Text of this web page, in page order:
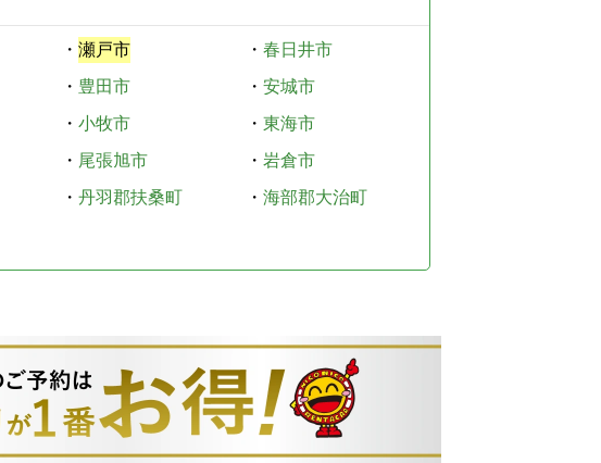
・ 瀬戸市 ・ 春日井市
・ 豊田市 ・ 安城市
・ 小牧市 ・ 東海市
・ 尾張旭市 ・ 岩倉市
・ 丹羽郡扶桑町 ・ 海部郡大治町